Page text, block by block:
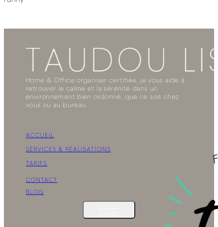
ACCUEIL
SERVICES & RÉALISATIONS
TARIFS
Home & Office organiser certifiée, je vous aide à
retrouver le calme et la sérénité dans un
environnement bien ordonné, que ce soit chez
vous ou au bureau.
CONTACT
BLOG